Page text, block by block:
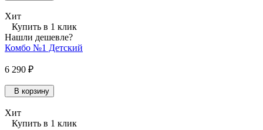
Хит
Купить в 1 клик
Нашли дешевле?
Комбо №1 Детский
6 290 ₽
В корзину
Хит
Купить в 1 клик